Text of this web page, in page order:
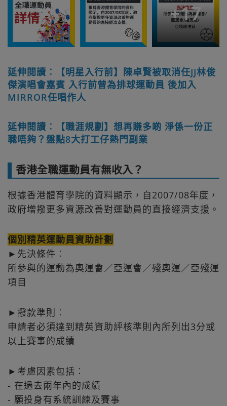
+17
延伸閱讀︰【明星入行前】陳卓賢被取消任JJ林俊
傑演唱會嘉賓 入行前曾為排球運動員 後加入
MIRROR任唱作人
延伸閱讀︰【職涯規劃】想再賺多啲 淨係一份正
職唔夠？盤點8大打工仔熱門副業
香港全職運動員有無收入？
根據香港體育學院的資料顯示，自2007/08年度，
政府增撥更多資源改善對運動員的直接經濟支援。
個別精英運動員資助計劃
►先決條件︰
所參與的運動為奧運會／亞運會／殘奧運／亞殘運
項目
►撥款準則︰
申請者必須達到精英資助評核準則內所列出3分或
以上賽事的成績
►考慮因素包括︰
- 在過去兩年內的成績
- 願投身有系統訓練及賽事